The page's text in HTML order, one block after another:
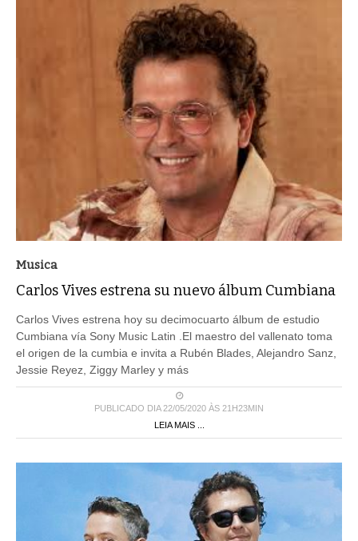
Carlos Vives estrena su nuevo álbum Cumbiana
Cumbiana vía Sony Music Latin .El maestro del vallenato toma
el origen de la cumbia e invita a Rubén Blades, Alejandro Sanz,
Jessie Reyez, Ziggy Marley y más
PUBLICADO DIA 22/05/2020 ÀS 21H23MIN
LEIA MAIS ...